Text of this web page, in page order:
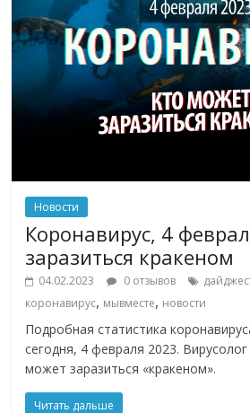
Новости
Коронавирус, 4
заразиться кракеном
04.02.2023 0 отзывов
коронавирус, мывместе, новости
Подробная статистика
сегодня, 4 февраля 2023. Вирусолог
может заразиться «кракеном».
Читать дальше